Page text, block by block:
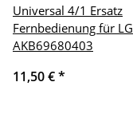
Universal 4/1 Ersatz
Fernbedienung für LG
AKB69680403
11,50 €*